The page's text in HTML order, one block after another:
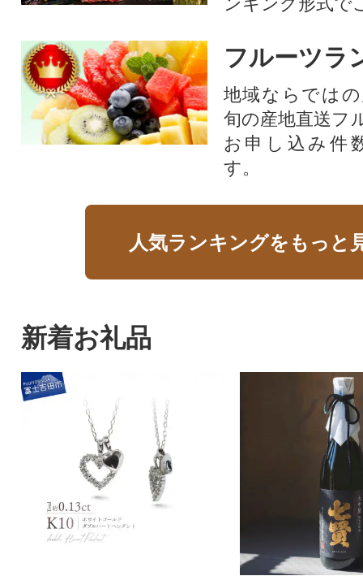
フルーツラ
地域ならでは
旬の産地直送フ
お申し込み件
す。
人気ランキングをもっと
新着お礼品